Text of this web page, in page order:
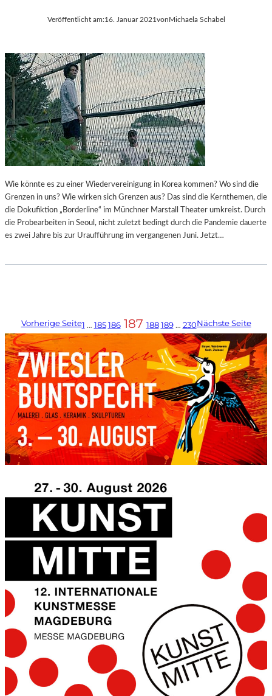
Veröffentlicht am:16. Januar 2021von Michaela Schabel
Wie könnte es zu einer Wiedervereinigung in Korea kommen? Wo sind die
Grenzen in uns? Wie wirken sich Grenzen aus? Das sind die Kernthemen, die
die Dokufiktion „Borderline“ im Münchner Marstall Theater umkreist. Durch
die Probearbeiten in Seoul, nicht zuletzt bedingt durch die Pandemie dauerte
es zwei Jahre bis zur Uraufführung im vergangenen Juni. Jetzt…
Vorherige Seite1 … 185 186 187 188 189 … 230Nächste Seite